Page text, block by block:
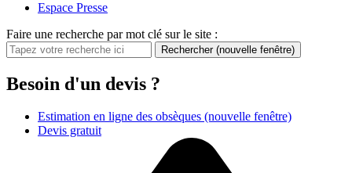
Espace Presse
Faire une recherche par mot clé sur le site :
Rechercher (nouvelle fenêtre)
Besoin d'un devis ?
Estimation en ligne des obsèques (nouvelle fenêtre)
Devis gratuit